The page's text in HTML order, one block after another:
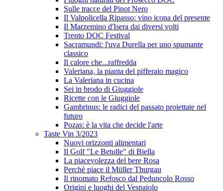
Sulle tracce del Pinot Nero
Il Valpolicella Ripasso: vino icona del presente
Il Marzemino d'Isera dai diversi volti
Trento DOC Festival
Sacramundi: l'uva Durella per uno spumante
classico
Il calore che...raffredda
Valeriana, la pianta del pifferaio magico
La Valeriana in cucina
Sei in brodo di Giuggiole
Ricette con le Giuggiole
Gambrinus: le radici del passato proiettate nel
futuro
Pozas: è la vita che decide l'arte
Taste Vin 3/2023
Nuovi orizzonti alimentari
Il Golf "Le Betulle" di Biella
La piacevolezza del bere Rosa
Perchè piace il Müller Thurgau
Il rinomato Refosco dal Peduncolo Rosso
Origini e luoghi del Vespaiolo